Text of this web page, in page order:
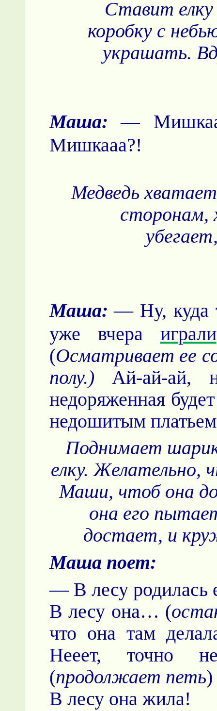
Ставит
коробку с
украшать.
Маша:
—
Мишкааа?!
Медведь
сторонам,
Маша: — Ну, куда
уже вчера играли
(Осматривает ее
полу.) Ай-ай-ай,
недоряженная
недошитым
Поднимает
елку. Желательно,
Маши, чтоб она до
она его
достает, и
Маша поет:
— В лесу родилась
В лесу она… (
что она там
Нееет, точно
(продолжает петь)
В лесу она жила!